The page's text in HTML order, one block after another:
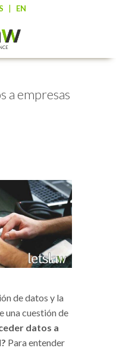
EN
a empresas
de datos y la
una cuestión de
datos a
Para entender